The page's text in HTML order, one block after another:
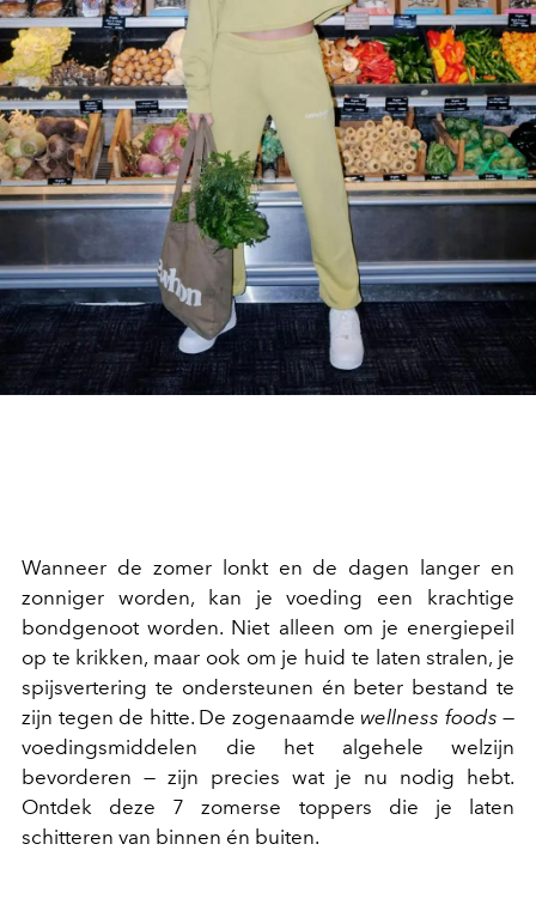
Wanneer de zomer lonkt en de dagen langer en
zonniger worden, kan je voeding een krachtige
bondgenoot worden. Niet alleen om je energiepeil
op te krikken, maar ook om je huid te laten stralen, je
spijsvertering te ondersteunen én beter bestand te
zijn tegen de hitte. De zogenaamde wellness foods —
voedingsmiddelen die het algehele welzijn
bevorderen — zijn precies wat je nu nodig hebt.
Ontdek deze 7 zomerse toppers die je laten
schitteren van binnen én buiten.